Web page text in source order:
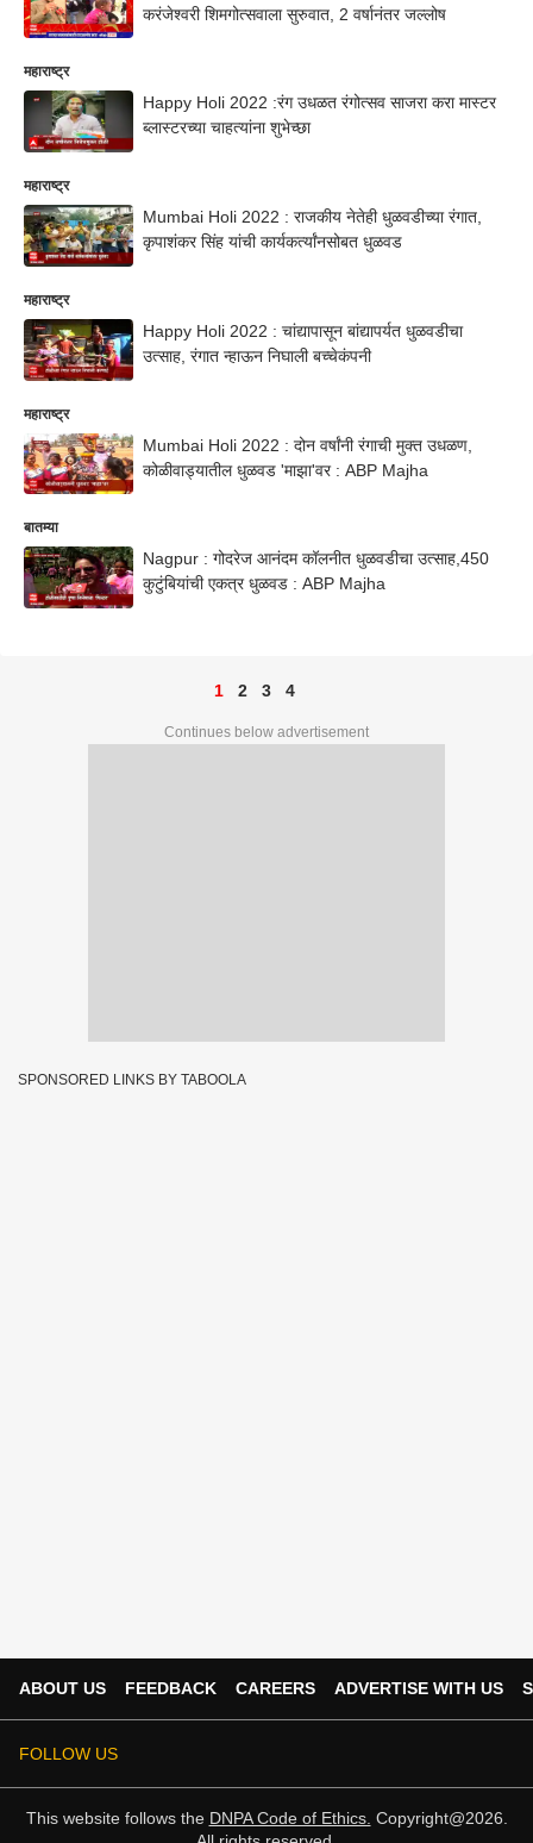
करंजेश्वरी शिमगोत्सवाला सुरुवात, 2 वर्षानंतर जल्लोष
महाराष्ट्र
Happy Holi 2022 :रंग उधळत रंगोत्सव साजरा करा मास्टर
ब्लास्टरच्या चाहत्यांना शुभेच्छा
महाराष्ट्र
Mumbai Holi 2022 : राजकीय नेतेही धुळवडीच्या रंगात,
कृपाशंकर सिंह यांची कार्यकर्त्यांनसोबत धुळवड
महाराष्ट्र
Happy Holi 2022 : चांद्यापासून बांद्यापर्यत धुळवडीचा
उत्साह, रंगात न्हाऊन निघाली बच्चेकंपनी
महाराष्ट्र
Mumbai Holi 2022 : दोन वर्षांनी रंगाची मुक्त उधळण,
कोळीवाड्यातील धुळवड 'माझा'वर : ABP Majha
बातम्या
Nagpur : गोदरेज आनंदम कॉलनीत धुळवडीचा उत्साह,450
कुटुंबियांची एकत्र धुळवड : ABP Majha
1 2 3 4
Continues below advertisement
SPONSORED LINKS BY TABOOLA
ABOUT US FEEDBACK CAREERS ADVERTISE WITH US
FOLLOW US
This website follows the DNPA Code of Ethics. Copyright@2026.